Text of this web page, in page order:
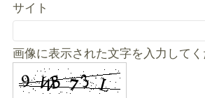
サイト
画像に表示された文字を入力して